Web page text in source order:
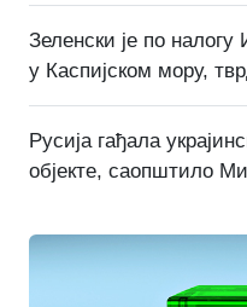
Зеленски је по
у Каспијском мору,
Русија гађала
објекте, саопштило